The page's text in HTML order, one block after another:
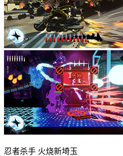
忍者杀手 火烧新埼玉